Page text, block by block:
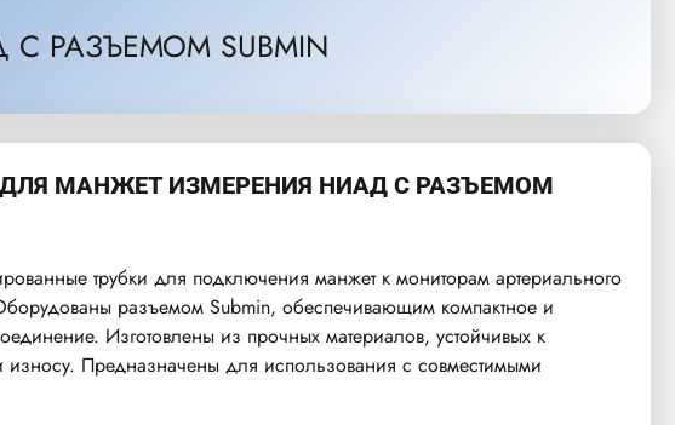
РАЗЪЕМОМ SUBMIN
МАНЖЕТ ИЗМЕРЕНИЯ НИАД С РАЗЪЕМОМ
трубки для подключения манжет к мониторам артериального
разъемом Submin, обеспечивающим компактное и
Изготовлены из прочных материалов, устойчивых к
износу. Предназначены для использования с совместимыми